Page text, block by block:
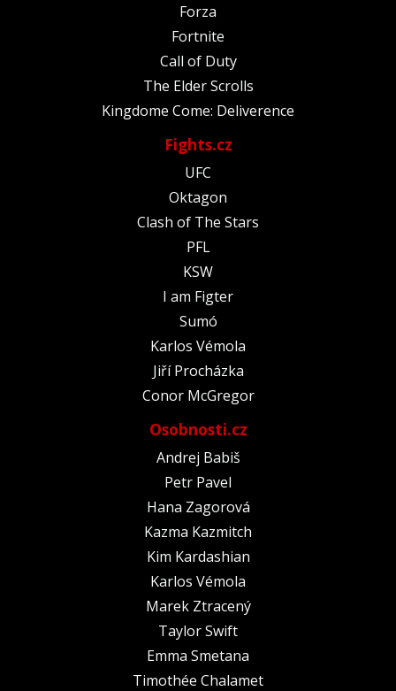
Forza
Fortnite
Call of Duty
The Elder Scrolls
Kingdome Come: Deliverence
Fights.cz
UFC
Oktagon
Clash of The Stars
PFL
KSW
I am Figter
Sumó
Karlos Vémola
Jiří Procházka
Conor McGregor
Osobnosti.cz
Andrej Babiš
Petr Pavel
Hana Zagorová
Kazma Kazmitch
Kim Kardashian
Karlos Vémola
Marek Ztracený
Taylor Swift
Emma Smetana
Timothée Chalamet